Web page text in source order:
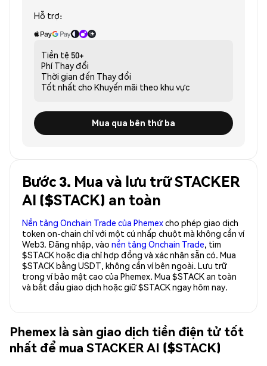
Hỗ trợ:
Tiền tệ 50+
Phí Thay đổi
Thời gian đến Thay đổi
Tốt nhất cho Khuyến mãi theo khu vực
Mua qua bên thứ ba
Bước 3. Mua và lưu trữ STACKER
AI ($STACK) an toàn
Nền tảng Onchain Trade của Phemexcho phép giao dịch
token on-chain chỉ với một cú nhấp chuột mà không cần ví
Web3. Đăng nhập, vào nền tảng Onchain Trade, tìm
$STACK hoặc địa chỉ hợp đồng và xác nhận sẵn có. Mua
$STACK bằng USDT, không cần ví bên ngoài. Lưu trữ
trong ví bảo mật cao của Phemex. Mua $STACK an toàn
và bắt đầu giao dịch hoặc giữ $STACK ngay hôm nay.
Phemex là sàn giao dịch tiền điện tử tốt
nhất để mua STACKER AI ($STACK)